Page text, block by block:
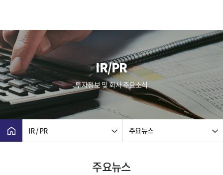
IR/PR
투자정보 및 회사 주요소식
IR / PR 주요뉴스
주요뉴스